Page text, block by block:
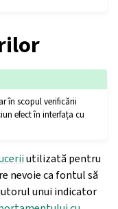
în scopul verificării
efect în interfața cu
utilizată pentru
nevoie ca fontul să
unui indicator